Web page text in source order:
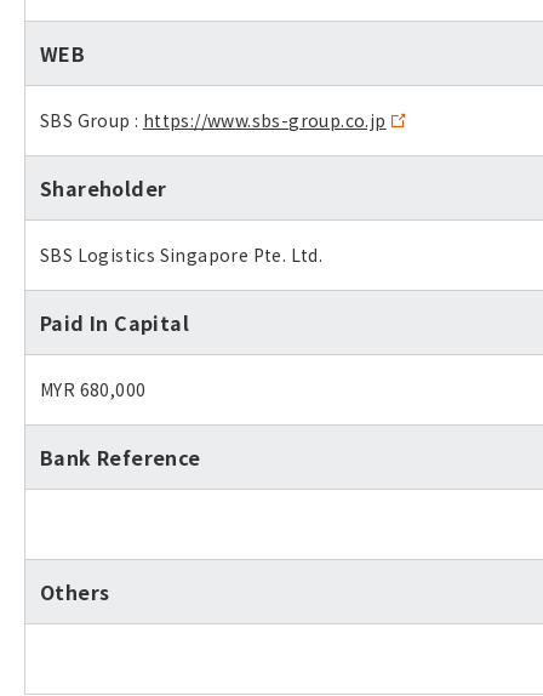
WEB
SBS Group : https://www.sbs-group.co.jp
Shareholder
SBS Logistics Singapore Pte. Ltd.
Paid In Capital
MYR 680,000
Bank Reference
Others